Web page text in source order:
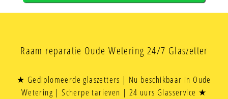
Raam reparatie Oude Wetering 24/7 Glaszetter
★ Gediplomeerde glaszetters | Nu beschikbaar in Oude
Wetering | Scherpe tarieven | 24 uurs Glasservice ★